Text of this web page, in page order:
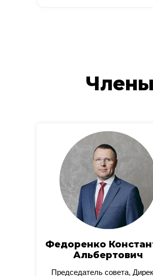
Федоренко
Альбертович
Председатель совета,